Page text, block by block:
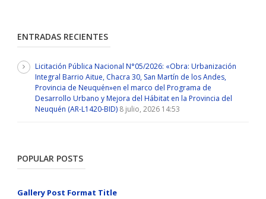
ENTRADAS RECIENTES
Licitación Pública Nacional N°05/2026: «Obra: Urbanización
Integral Barrio Aitue, Chacra 30, San Martín de los Andes,
Provincia de Neuquén»en el marco del Programa de
Desarrollo Urbano y Mejora del Hábitat en la Provincia del
Neuquén (AR-L1420-BID) 8 julio, 2026 14:53
POPULAR POSTS
Gallery Post Format Title